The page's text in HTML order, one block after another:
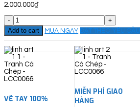
2.000.000₫
Tranh
Cá
Chép
-
LCC0066
quantity
Add to cart MUA NGAY ĐẶT THEO YÊU CẦU
VẼ TAY 100%
MIỄN PHÍ GIAO
HÀNG